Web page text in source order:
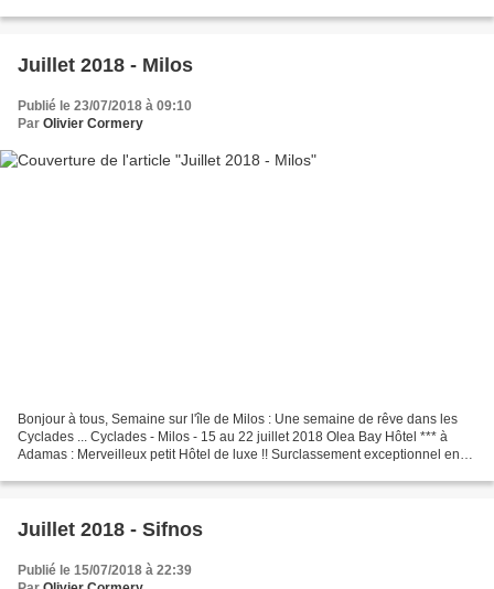
Juillet 2018 - Milos
Publié le 23/07/2018 à 09:10
Par Olivier Cormery
Bonjour à tous, Semaine sur l'île de Milos : Une semaine de rêve dans les
Cyclades ... Cyclades - Milos - 15 au 22 juillet 2018 Olea Bay Hôtel *** à
Adamas : Merveilleux petit Hôtel de luxe !! Surclassement exceptionnel en
Juillet 2018 - Sifnos
Publié le 15/07/2018 à 22:39